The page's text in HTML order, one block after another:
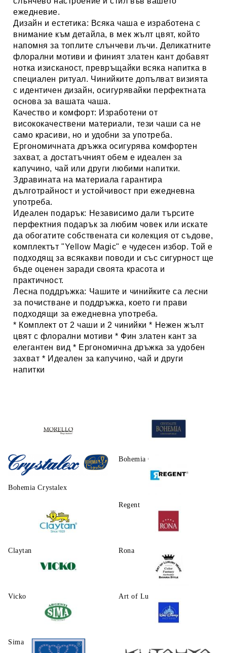
ежедневие.
Дизайн и естетика: Всяка чаша е изработена с
внимание към детайла, в мек жълт цвят, който
напомня за топлите слънчеви лъчи. Деликатните
флорални мотиви и финият златен кант добавят
нотка изисканост, превръщайки всяка напитка в
специален ритуал. Чинийките допълват визията
с идентичен дизайн, осигурявайки перфектната
основа за вашата чаша.
Качество и комфорт: Изработени от
висококачествени материали, тези чаши са не
само красиви, но и удобни за употреба.
Ергономичната дръжка осигурява комфортен
захват, а достатъчният обем е идеален за
капучино, чай или други любими напитки.
Здравината на материала гарантира
дълготрайност и устойчивост при ежедневна
употреба.
Идеален подарък: Независимо дали търсите
перфектния подарък за любим човек или искате
да обогатите собствената си колекция от съдове,
комплектът "Yellow Magic" е чудесен избор. Той е
подходящ за всякакви поводи и със сигурност ще
бъде оценен заради своята красота и
практичност.
Лесна поддръжка: Чашите и чинийките са лесни
за почистване и поддръжка, което ги прави
подходящи за ежедневна употреба.
* Комплект от 2 чаши и 2 чинийки * Нежен жълт
цвят с флорални мотиви * Фин златен кант за
елегантен вид * Ергономична дръжка за удобен
захват * Идеален за капучино, чай и други
напитки
Morello Bohemia Crystalite
Bohemia Crystalex
Regent
Claytаn Rona
Vicko Art of Luxury Ware
Sima